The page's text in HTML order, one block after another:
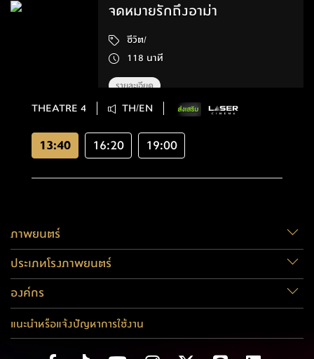
จดหมายรักถึงอาม่า
ชีวิต/
118 นาที
รายละเอียด
THEATRE 4 TH/EN
13:40 16:20 19:00
ภาพยนตร์
ประเภทโรงภาพยนตร์
องค์กร
แนะนำหรือแจ้งปัญหาการใช้งาน